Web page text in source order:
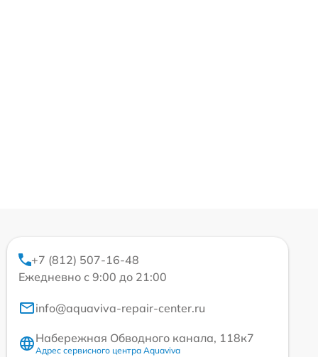
+7 (812) 507-16-48
Ежедневно с 9:00 до 21:00
info@aquaviva-repair-center.ru
Набережная Обводного канала, 118к7
Адрес сервисного центра Aquaviva